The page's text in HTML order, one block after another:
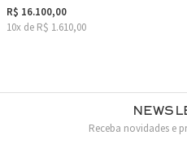
R$ 16.100,00
10x de R$ 1.610,00
Receba novidades e